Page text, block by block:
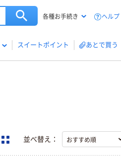
各種お手続き ヘルプ
スイートポイント あとで買う
並べ替え：